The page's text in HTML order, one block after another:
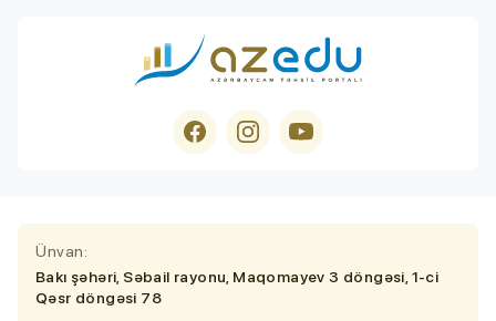
Ünvan:
Bakı şəhəri, Səbail rayonu, Maqomayev 3 döngəsi, 1-ci
Qəsr döngəsi 78